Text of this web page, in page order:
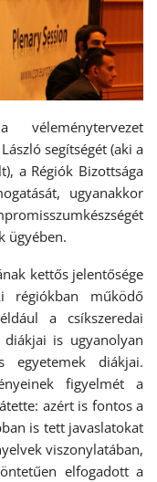
segítségét (aki a
a Régiók Bizottsága
ugyanakkor
ügyében.
kettős jelentősége
régiókban működő
a csíkszeredai
is ugyanolyan
egyetemek diákjai.
figyelmét a
azért is fontos a
is tett javaslatokat
viszonylatában,
elfogadott a